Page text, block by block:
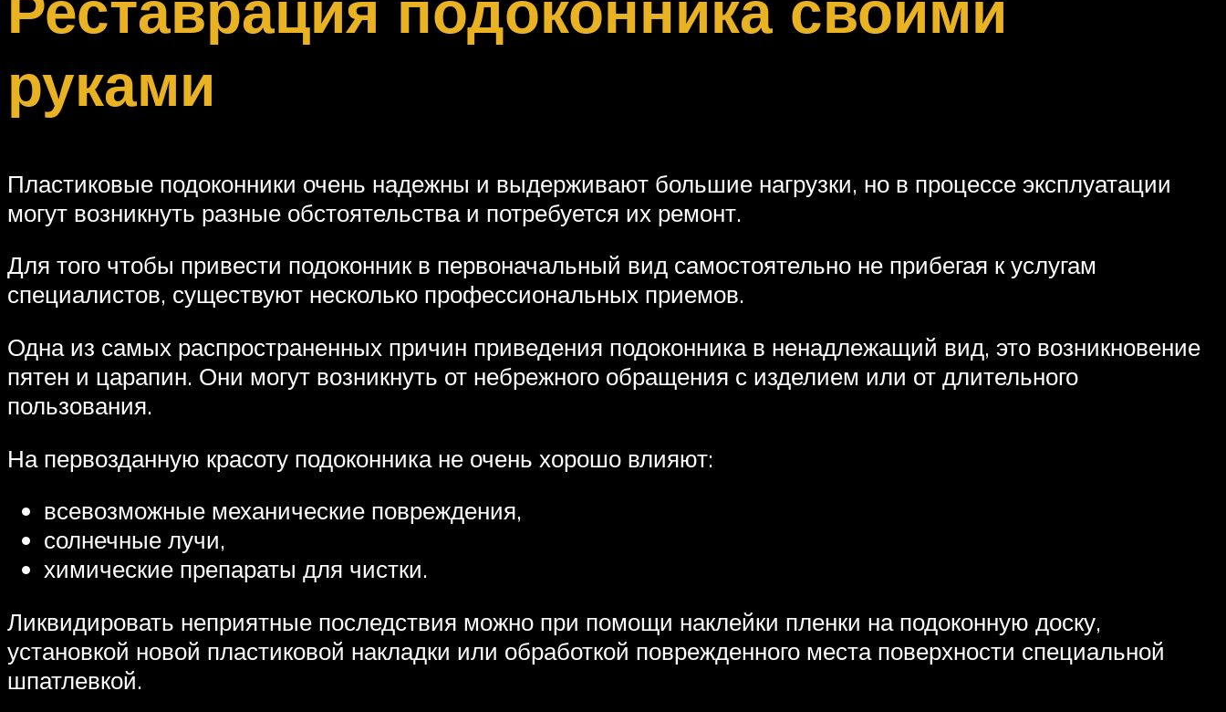
руками
Пластиковые подоконники очень надежны и выдерживают большие нагрузки, но в процессе эксплуатации
могут возникнуть разные обстоятельства и потребуется их ремонт.
Для того чтобы привести подоконник в первоначальный вид самостоятельно не прибегая к услугам
специалистов, существуют несколько профессиональных приемов.
Одна из самых распространенных причин приведения подоконника в ненадлежащий вид, это возникновение
пятен и царапин. Они могут возникнуть от небрежного обращения с изделием или от длительного
пользования.
На первозданную красоту подоконника не очень хорошо влияют:
всевозможные механические повреждения,
солнечные лучи,
химические препараты для чистки.
Ликвидировать неприятные последствия можно при помощи наклейки пленки на подоконную доску,
установкой новой пластиковой накладки или обработкой поврежденного места поверхности специальной
шпатлевкой.